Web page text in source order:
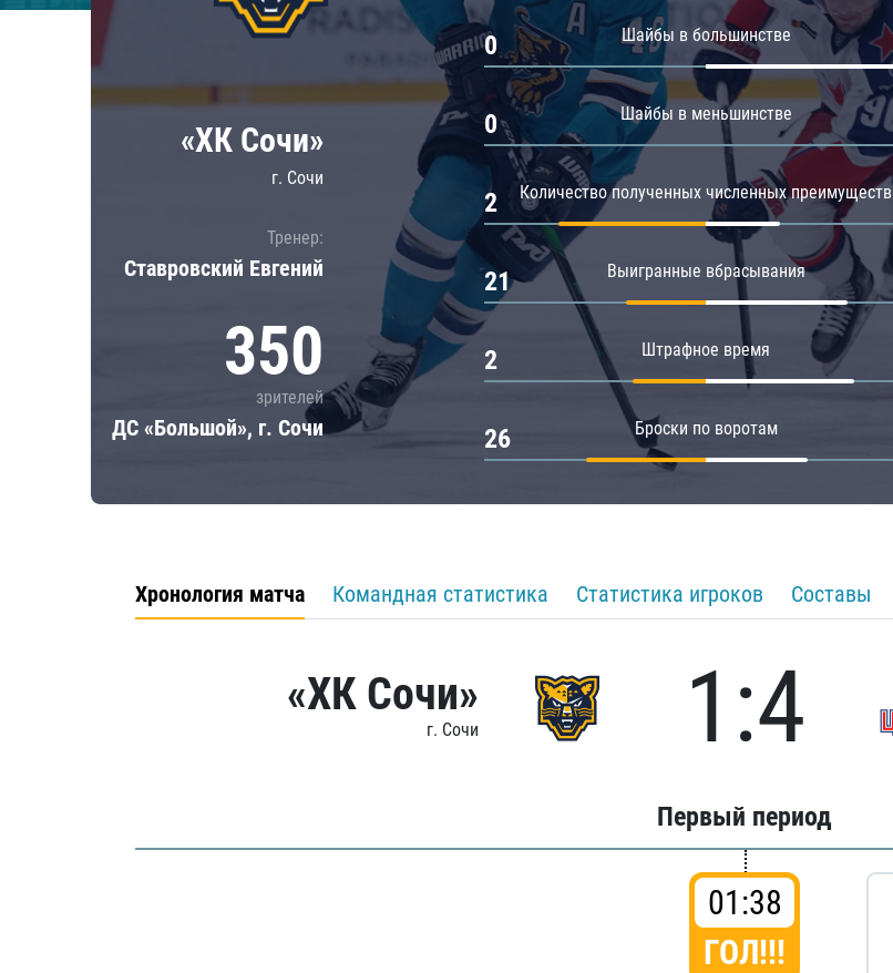
Локомотив
ЦСКА
Шанхайские Драконы
Амур
Барыс
Салават Юлаев
«ХК Сочи»
г. Сочи
Тренер:
Ставровский Евгений
350
зрителей
ДС «Большой», г. Сочи
Шайбы в большинстве
0
Шайбы в меньшинстве
0
Количество полученных численных преимуществ
2
Выигранные вбрасывания
21
Штрафное время
2
Броски по воротам
26
Хронология матча Командная статистика Статистика игроков Составы
«ХК Сочи»
г. Сочи 1:4
Первый период
01:38
ГОЛ!!!